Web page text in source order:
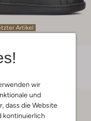
wir
und
dass die Website
kontinuierlich
Artikel
Hilfiger
Low